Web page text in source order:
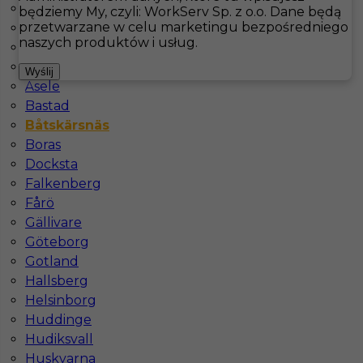
Hotistin Oferty pracyBåtskärsnäs
Pokaż filtr
Are
Arjeplog
Arvidsjaur
Arvika
Åsele
Bastad
Båtskärsnäs
Boras
Docksta
Falkenberg
Fårö
Gällivare
Göteborg
Gotland
Hallsberg
Helsinborg
Huddinge
Hudiksvall
Huskvarna
Kucharz / Kucharka praca za granicą w Szwecji
Kategoria Kuchnia
Lokalizacja Båtskärsnäs
Wymagane języki
będziemy My, czyli: WorkServ Sp. z o.o. Dane będą
przetwarzane w celu marketingu bezpośredniego
naszych produktów i usług.
Wyślij